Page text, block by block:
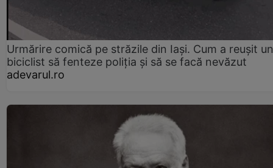
Urmărire comică pe străzile din Iași. Cum a reușit un
biciclist să fenteze poliția și să se facă nevăzut
adevarul.ro